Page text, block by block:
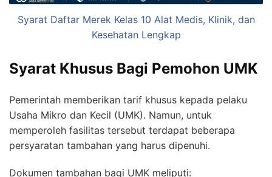
Syarat Daftar Merek Kelas 10 Alat Medis, Klinik, dan
Kesehatan Lengkap
Syarat Khusus Bagi Pemohon UMK
Pemerintah memberikan tarif khusus kepada pelaku
Usaha Mikro dan Kecil (UMK). Namun, untuk
memperoleh fasilitas tersebut terdapat beberapa
persyaratan tambahan yang harus dipenuhi.
Dokumen tambahan bagi UMK meliputi: